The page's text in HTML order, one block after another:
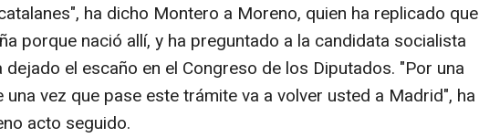
ha dicho Montero a Moreno, quien ha replicado que
porque nació allí, y ha preguntado a la candidata socialista
dejado el escaño en el Congreso de los Diputados. "Por una
una vez que pase este trámite va a volver usted a Madrid", ha
acto seguido.